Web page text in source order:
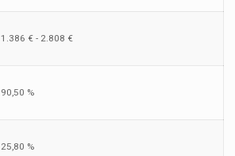
1.386 € - 2.808 €
90,50 %
25,80 %